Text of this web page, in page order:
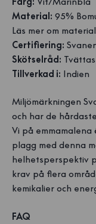
Material: 95%
Läs mer om
Certifiering:
Skötselråd:
Tillverkad i: Indien
Miljömärkningen
och har de
Vi på
plagg med denna
helhetsperspektiv
krav på flera
kemikalier och
FAQ